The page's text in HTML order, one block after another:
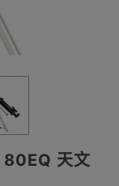
天文